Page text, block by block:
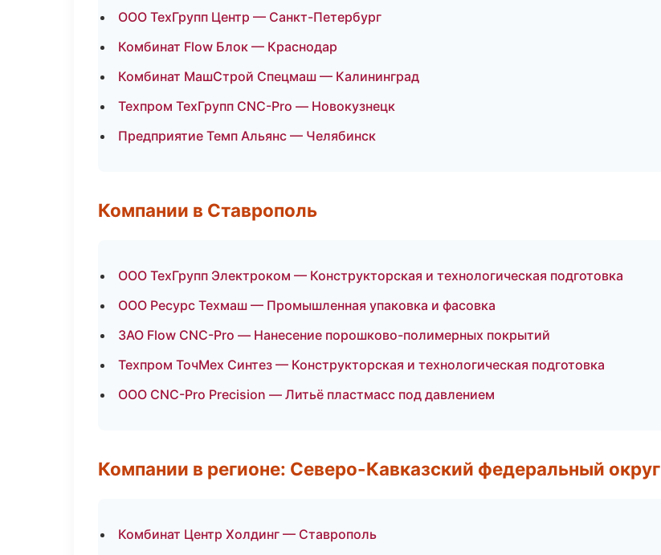
ООО ТехГрупп Центр — Санкт-Петербург
Комбинат Flow Блок — Краснодар
Комбинат МашСтрой Спецмаш — Калининград
Техпром ТехГрупп CNC-Pro — Новокузнецк
Предприятие Темп Альянс — Челябинск
Компании в Ставрополь
ООО ТехГрупп Электроком — Конструкторская и технологическая подготовка
ООО Ресурс Техмаш — Промышленная упаковка и фасовка
ЗАО Flow CNC-Pro — Нанесение порошково-полимерных покрытий
Техпром ТочМех Синтез — Конструкторская и технологическая подготовка
ООО CNC-Pro Precision — Литьё пластмасс под давлением
Компании в регионе: Северо-Кавказский федеральный округ
Комбинат Центр Холдинг — Ставрополь